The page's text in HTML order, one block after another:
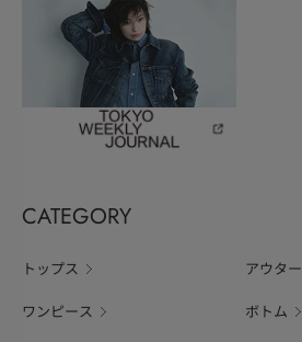
CATEGORY
トップス アウター
ワンピース ボトム